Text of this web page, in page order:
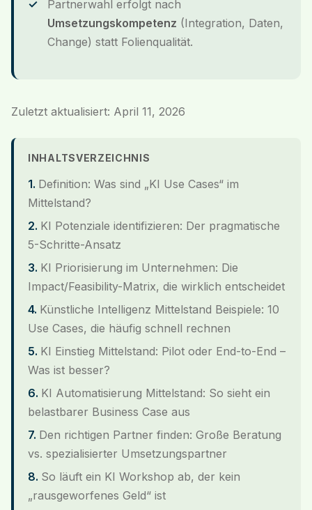
Partnerwahl erfolgt nach
Umsetzungskompetenz (Integration, Daten,
Change) statt Folienqualität.
Zuletzt aktualisiert: April 11, 2026
INHALTSVERZEICHNIS
Definition: Was sind „KI Use Cases“ im
Mittelstand?
KI Potenziale identifizieren: Der pragmatische
5-Schritte-Ansatz
KI Priorisierung im Unternehmen: Die
Impact/Feasibility-Matrix, die wirklich entscheidet
Künstliche Intelligenz Mittelstand Beispiele: 10
Use Cases, die häufig schnell rechnen
KI Einstieg Mittelstand: Pilot oder End-to-End –
Was ist besser?
KI Automatisierung Mittelstand: So sieht ein
belastbarer Business Case aus
Den richtigen Partner finden: Große Beratung
vs. spezialisierter Umsetzungspartner
So läuft ein KI Workshop ab, der kein
„rausgeworfenes Geld“ ist